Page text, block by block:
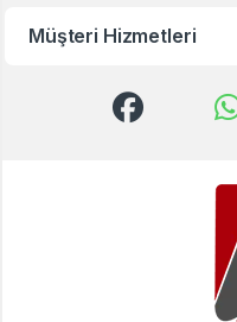
Müşteri Hizmetleri